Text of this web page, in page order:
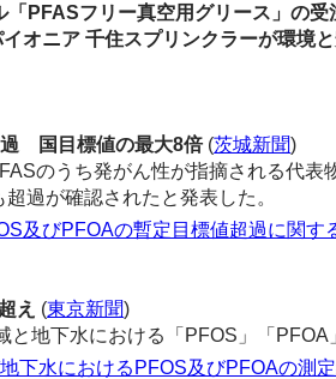
PFASフリー真空用グリース」の受
オニア 千住スプリンクラーが環境
国目標値の最大8倍(茨城新聞)
のうち発がん性が指摘される代
過が確認されたと発表した。
及びPFOAの暫定目標値超過に関す
え (東京新聞)
地下水における「PFOS」「PFOA
下水におけるPFOS及びPFOAの測